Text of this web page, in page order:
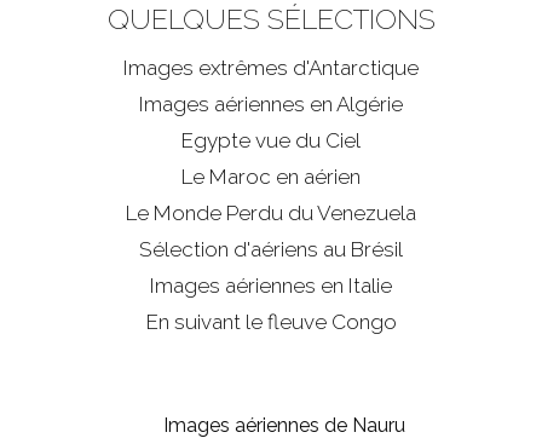
QUELQUES SÉLECTIONS
Images extrêmes d'Antarctique
Images aériennes en Algérie
Egypte vue du Ciel
Le Maroc en aérien
Le Monde Perdu du Venezuela
Sélection d'aériens au Brésil
Images aériennes en Italie
En suivant le fleuve Congo
Images aériennes de Nauru